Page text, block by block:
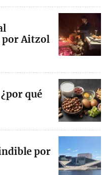
por Aitzol
qué
por